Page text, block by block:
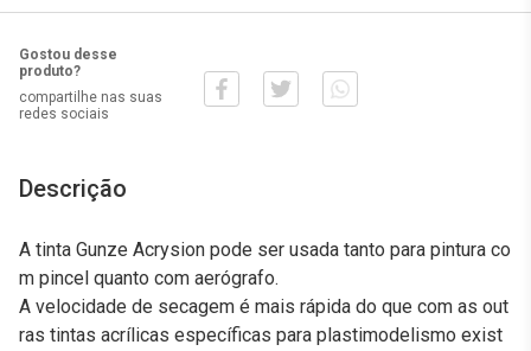
Gostou desse
produto?
compartilhe nas suas
redes sociais
Descrição
A tinta Gunze Acrysion pode ser usada tanto para pintura co
m pincel quanto com aerógrafo.
A velocidade de secagem é mais rápida do que com as out
ras tintas acrílicas específicas para plastimodelismo exist